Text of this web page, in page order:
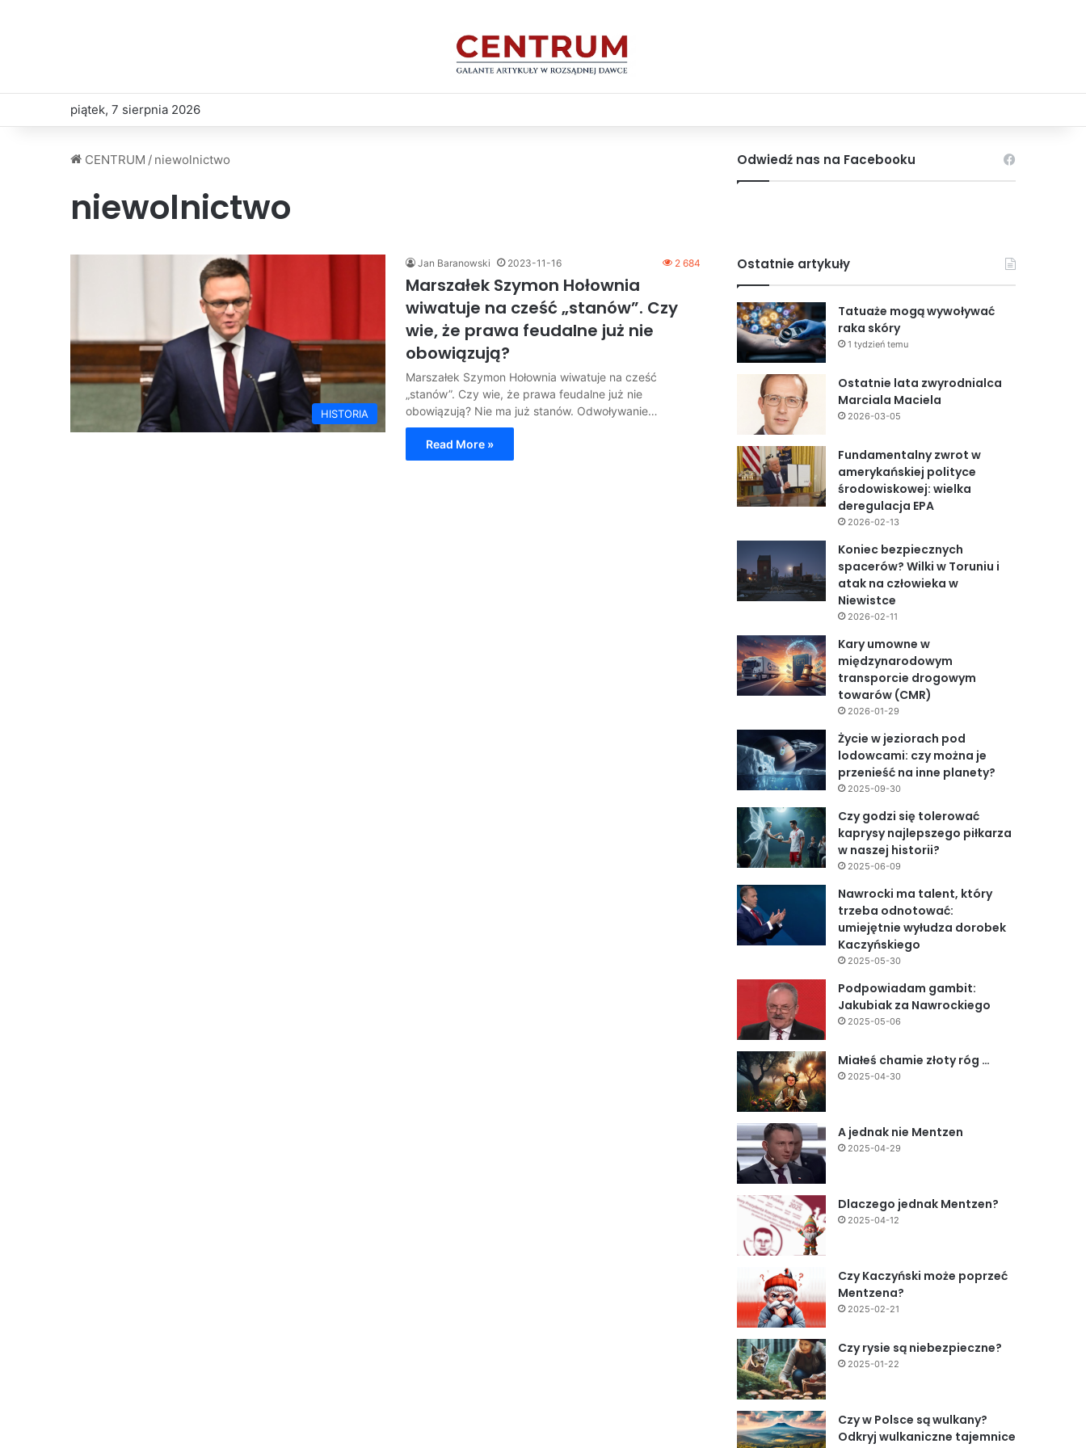
piątek, 7 sierpnia 2026
CENTRUM / niewolnictwo
niewolnictwo
HISTORIA
Jan Baranowski 2023-11-16 2 684
Marszałek Szymon Hołownia
wiwatuje na cześć „stanów”. Czy
wie, że prawa feudalne już nie
obowiązują?
Marszałek Szymon Hołownia wiwatuje na cześć
„stanów”. Czy wie, że prawa feudalne już nie
obowiązują? Nie ma już stanów. Odwoływanie…
Read More »
Odwiedź nas na Facebooku
Ostatnie artykuły
Tatuaże mogą wywoływać
raka skóry
1 tydzień temu
Ostatnie lata zwyrodnialca
Marciala Maciela
2026-03-05
Fundamentalny zwrot w
amerykańskiej polityce
środowiskowej: wielka
deregulacja EPA
2026-02-13
Koniec bezpiecznych
spacerów? Wilki w Toruniu i
atak na człowieka w
Niewistce
2026-02-11
Kary umowne w
międzynarodowym
transporcie drogowym
towarów (CMR)
2026-01-29
Życie w jeziorach pod
lodowcami: czy można je
przenieść na inne planety?
2025-09-30
Czy godzi się tolerować
kaprysy najlepszego piłkarza
w naszej historii?
2025-06-09
Nawrocki ma talent, który
trzeba odnotować:
umiejętnie wyłudza dorobek
Kaczyńskiego
2025-05-30
Podpowiadam gambit:
Jakubiak za Nawrockiego
2025-05-06
Miałeś chamie złoty róg …
2025-04-30
A jednak nie Mentzen
2025-04-29
Dlaczego jednak Mentzen?
2025-04-12
Czy Kaczyński może poprzeć
Mentzena?
2025-02-21
Czy rysie są niebezpieczne?
2025-01-22
Czy w Polsce są wulkany?
Odkryj wulkaniczne tajemnice